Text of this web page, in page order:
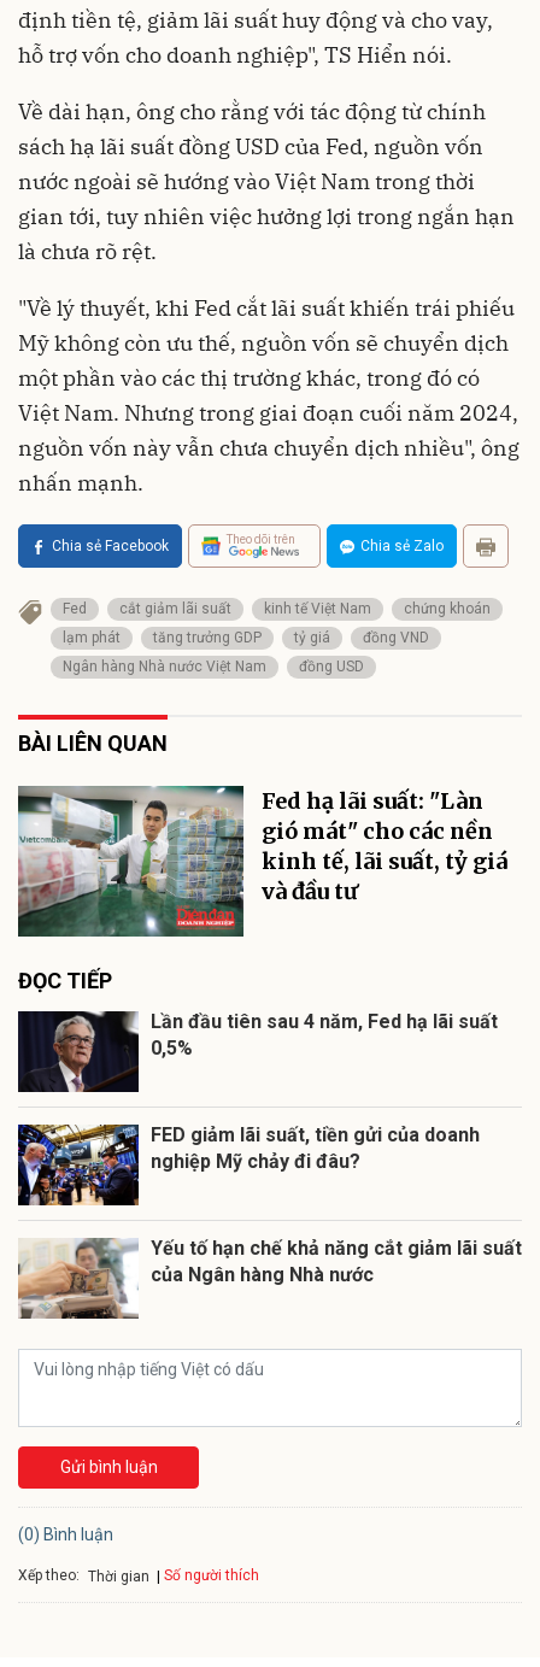
định tiền tệ, giảm lãi suất huy động và cho vay,
hỗ trợ vốn cho doanh nghiệp", TS Hiển nói.
Về dài hạn, ông cho rằng với tác động từ chính
sách hạ lãi suất đồng USD của Fed, nguồn vốn
nước ngoài sẽ hướng vào Việt Nam trong thời
gian tới, tuy nhiên việc hưởng lợi trong ngắn hạn
là chưa rõ rệt.
"Về lý thuyết, khi Fed cắt lãi suất khiến trái phiếu
Mỹ không còn ưu thế, nguồn vốn sẽ chuyển dịch
một phần vào các thị trường khác, trong đó có
Việt Nam. Nhưng trong giai đoạn cuối năm 2024,
nguồn vốn này vẫn chưa chuyển dịch nhiều", ông
nhấn mạnh.
Chia sẻ Facebook Theo dõi trên Chia sẻ Zalo
Fed cắt giảm lãi suất kinh tế Việt Nam
chứng khoán
lạm phát
tăng trưởng GDP tỷ giá
đồng VND
Ngân hàng Nhà nước Việt Nam
đồng USD
BÀI LIÊN QUAN
Fed hạ lãi suất: "Làn
gió mát" cho các nền
kinh tế, lãi suất, tỷ giá
và đầu tư
ĐỌC TIẾP
Lần đầu tiên sau 4 năm, Fed hạ lãi suất
0,5%
FED giảm lãi suất, tiền gửi của doanh
nghiệp Mỹ chảy đi đâu?
Yếu tố hạn chế khả năng cắt giảm lãi suất
của Ngân hàng Nhà nước
Gửi bình luận
(0) Bình luận
Xếp theo: Thời gian Số người thích